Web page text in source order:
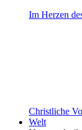
Im Herzen
Christliche
Welt